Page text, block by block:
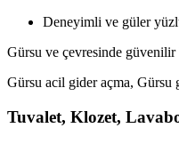
Deneyimli ve güler
Gürsu ve çevresinde güvenilir
Gürsu acil gider açma, Gürsu
Tuvalet, Klozet,